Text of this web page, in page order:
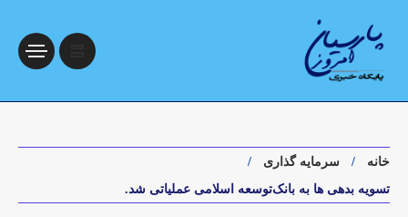
خانه
سرمایه گذاری
تسویه بدهی ها به بانک‌توسعه اسلامی عملیاتی شد.